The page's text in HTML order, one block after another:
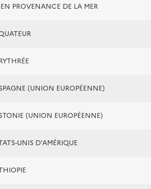
_ EN PROVENANCE DE LA MER
(UNION EUROPÉENNE)
(UNION EUROPÉENNE)
UNIS D'AMÉRIQUE